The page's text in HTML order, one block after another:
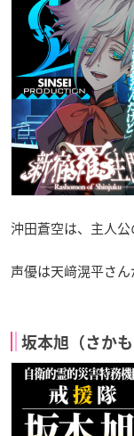
沖田蒼空は、主人
声優は天﨑滉平さん
坂本旭（さかも